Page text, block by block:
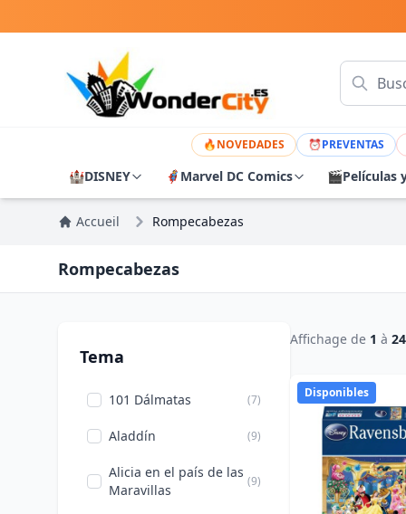
🔥NOVEDADES ⏰PREVENTAS
🏰DISNEY 🦸 Marvel DC Comics 🎬Películas
Accueil Rompecabezas
Rompecabezas
Tema
101 Dálmatas (7)
Aladdín (9)
Alicia en el país de las
Maravillas
(9)
Affichage de 1 à 24
Disponibles